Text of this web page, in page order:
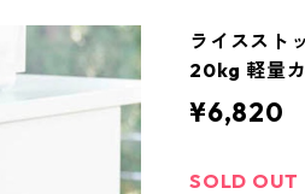
ライススト
20kg 軽量
¥6,820
SOLD OUT